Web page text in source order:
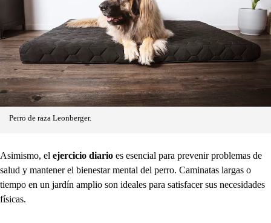
Perro de raza Leonberger.
Asimismo, el ejercicio diario es esencial para prevenir problemas de
salud y mantener el bienestar mental del perro. Caminatas largas o
tiempo en un jardín amplio son ideales para satisfacer sus necesidades
físicas.